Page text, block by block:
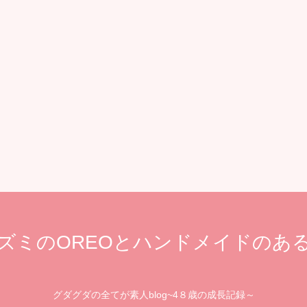
ミのOREOとハンドメイドのあ
グダグダの全てが素人blog~4８歳の成長記録～